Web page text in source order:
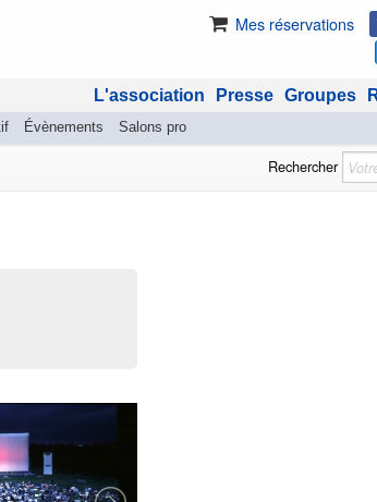
Mes réservations
Évènements Salons pro
Groupes
Presse
L'association
Rechercher